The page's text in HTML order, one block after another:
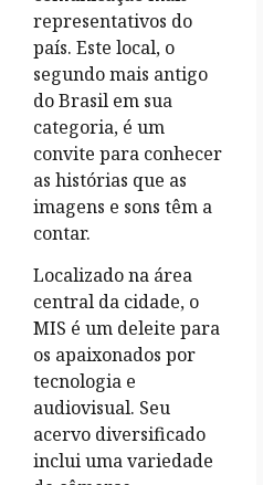
representativos do
país. Este local, o
segundo mais antigo
do Brasil em sua
categoria, é um
convite para conhecer
as histórias que as
imagens e sons têm a
contar.
Localizado na área
central da cidade, o
MIS é um deleite para
os apaixonados por
tecnologia e
audiovisual. Seu
acervo diversificado
inclui uma variedade